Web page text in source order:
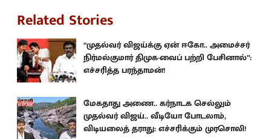
Related Stories
“முதல்வர் விஜய்க்கு ஏன் ஈகோ.. அமைச்சர்
நிர்மல்குமார் திமுக-வைப் பற்றி பேசினால்”:
எச்சரித்த பரந்தாமன்!
மேகதாது அணை.. கர்நாடக செல்லும்
முதல்வர் விஜய்.. வீடியோ போடலாம்,
விடியலைத் தராது: எச்சரிக்கும் முரசொலி!